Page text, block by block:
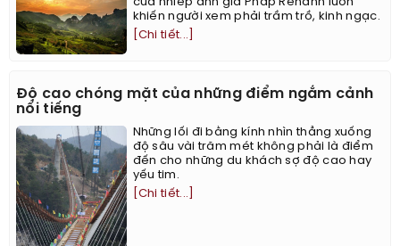
khiến người xem phải trầm trồ, kinh ngạc.
[Chi tiết...]
Độ cao chóng mặt của những điểm ngắm cảnh
nổi tiếng
Những lối đi bằng kính nhìn thẳng xuống
độ sâu vài trăm mét không phải là điểm
đến cho những du khách sợ độ cao hay
yếu tim.
[Chi tiết...]